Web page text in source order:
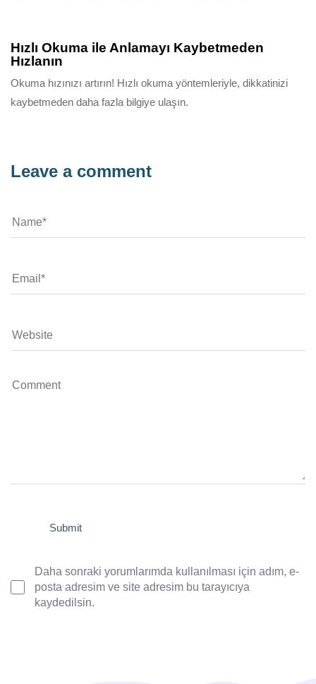
Hızlı Okuma ile Anlamayı Kaybetmeden
Hızlanın
Okuma hızınızı artırın! Hızlı okuma yöntemleriyle, dikkatinizi
kaybetmeden daha fazla bilgiye ulaşın.
Leave a comment
Daha sonraki yorumlarımda kullanılması için adım, e-
posta adresim ve site adresim bu tarayıcıya
kaydedilsin.